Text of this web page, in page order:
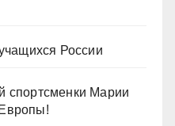
России
спортсменки Марии